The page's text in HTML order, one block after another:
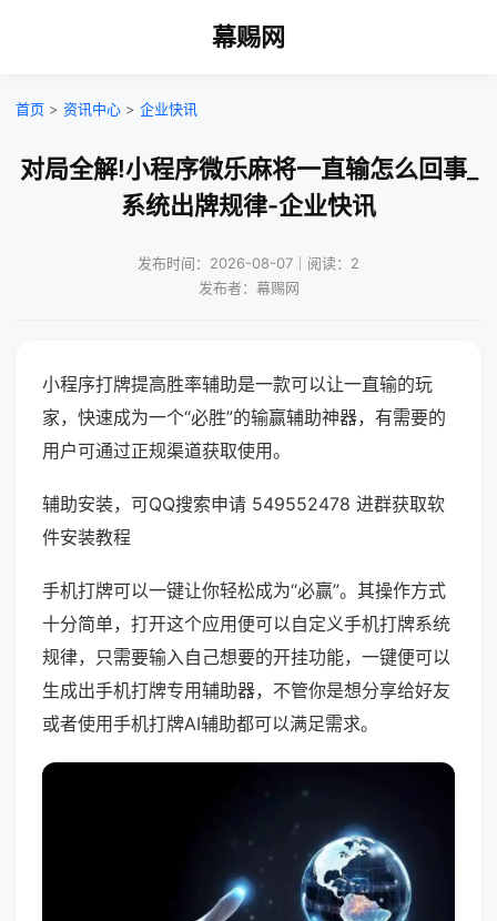
幕赐网
首页 > 资讯中心 > 企业快讯
对局全解!小程序微乐麻将一直输怎么回事_
系统出牌规律-企业快讯
发布时间：2026-08-07｜阅读：2
发布者：幕赐网
小程序打牌提高胜率辅助是一款可以让一直输的玩
家，快速成为一个“必胜”的输赢辅助神器，有需要的
用户可通过正规渠道获取使用。
辅助安装，可QQ搜索申请 549552478 进群获取软
件安装教程
手机打牌可以一键让你轻松成为“必赢”。其操作方式
十分简单，打开这个应用便可以自定义手机打牌系统
规律，只需要输入自己想要的开挂功能，一键便可以
生成出手机打牌专用辅助器，不管你是想分享给好友
或者使用手机打牌AI辅助都可以满足需求。